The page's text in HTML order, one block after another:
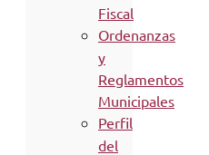
Fiscal
Ordenanzas
y
Reglamentos
Municipales
Perfil
del